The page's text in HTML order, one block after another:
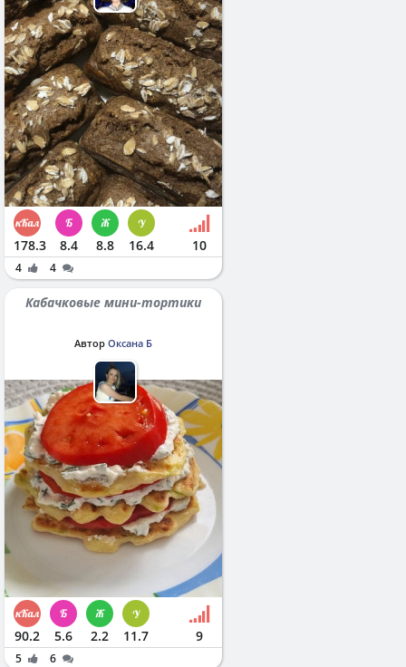
178.3 8.4 8.8 16.4 10
4 4
Кабачковые мини-тортики
Автор Оксана Б
90.2 5.6 2.2 11.7 9
5
6